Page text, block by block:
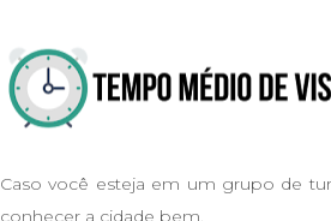
Caso você esteja em um grupo de
conhecer a cidade bem.